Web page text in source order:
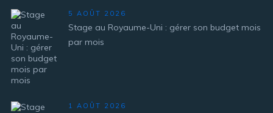
5 AOÛT 2026
Stage au Royaume-Uni : gérer son budget mois
par mois
1 AOÛT 2026